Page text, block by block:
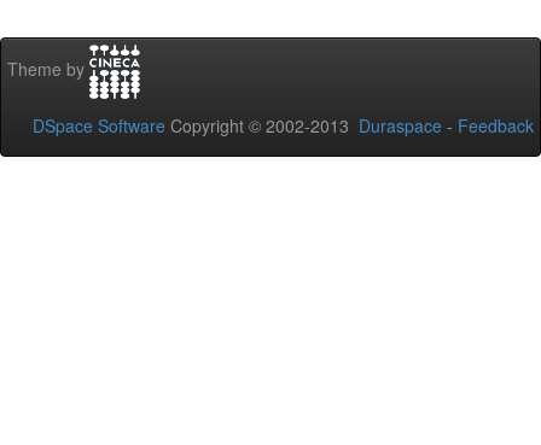
Theme by
DSpace Software Copyright © 2002-2013 Duraspace - Feedback